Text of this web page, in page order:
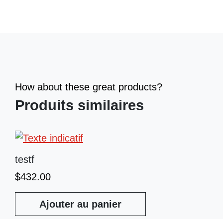
How about these great products?
Produits similaires
testf
$432.00
Ajouter au panier